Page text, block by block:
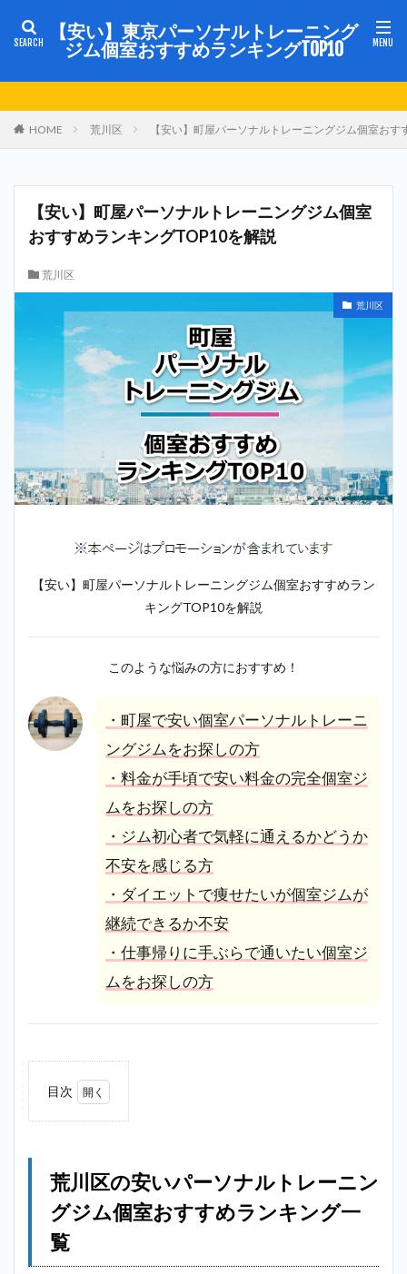
【安い】東京パーソナルトレーニング
ジム個室おすすめランキングTOP10
HOME 荒川区 【安い】町屋パーソナルトレーニングジム個室お
【安い】町屋パーソナルトレーニングジム個室
おすすめランキングTOP10を解説
荒川区
荒川区
【安い】町屋パーソナルトレーニングジム個室おすすめラン
キングTOP10を解説
このような悩みの方におすすめ！
・町屋で安い個室パーソナルトレーニ
ングジムをお探しの方
・料金が手頃で安い料金の完全個室ジ
ムをお探しの方
・ジム初心者で気軽に通えるかどうか
不安を感じる方
・ダイエットで痩せたいが個室ジムが
継続できるか不安
・仕事帰りに手ぶらで通いたい個室ジ
ムをお探しの方
目次
パー
ルト
レー
ニン
グジ
荒川区の安いパーソナルトレーニン
グジム個室おすすめランキング一
覧